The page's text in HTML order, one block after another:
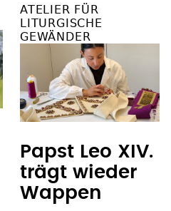
ATELIER FÜR
LITURGISCHE
GEWÄNDER
Papst Leo XIV.
trägt wieder
Wappen